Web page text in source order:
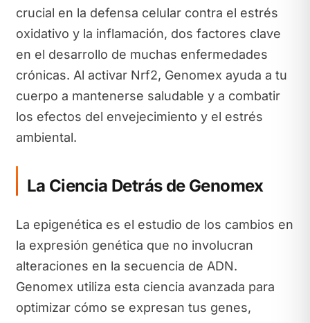
crucial en la defensa celular contra el estrés
oxidativo y la inflamación, dos factores clave
en el desarrollo de muchas enfermedades
crónicas. Al activar Nrf2, Genomex ayuda a tu
cuerpo a mantenerse saludable y a combatir
los efectos del envejecimiento y el estrés
ambiental.
La Ciencia Detrás de Genomex
La epigenética es el estudio de los cambios en
la expresión genética que no involucran
alteraciones en la secuencia de ADN.
Genomex utiliza esta ciencia avanzada para
optimizar cómo se expresan tus genes,